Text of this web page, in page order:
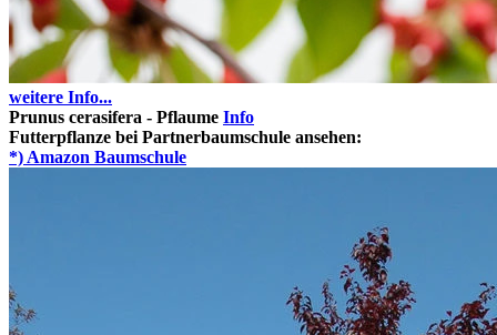
weitere Info...
Prunus cerasifera - Pflaume Info
Futterpflanze bei Partnerbaumschule ansehen:
*) Amazon Baumschule